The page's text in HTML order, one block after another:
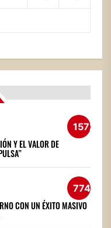
1572
Y EL VALOR DE
774
CON UN ÉXITO MASIVO